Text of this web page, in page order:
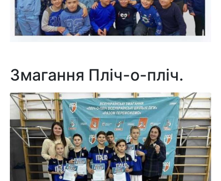
Змагання Пліч-о-пліч.